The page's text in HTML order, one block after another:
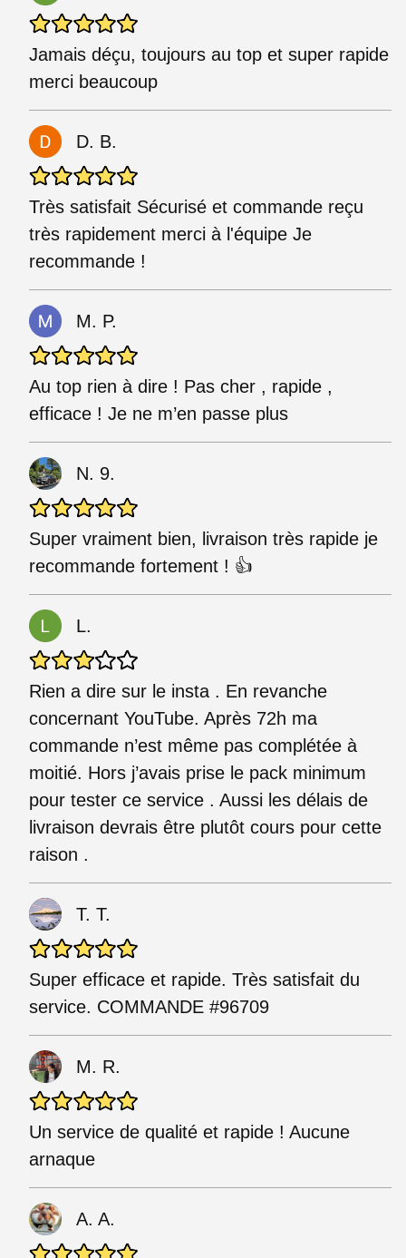
Jamais déçu, toujours au top et super rapide
merci beaucoup
D. B.
Très satisfait Sécurisé et commande reçu
très rapidement merci à l'équipe Je
recommande !
M. P.
Au top rien à dire ! Pas cher , rapide ,
efficace ! Je ne m’en passe plus
N. 9.
Super vraiment bien, livraison très rapide je
recommande fortement ! 👍
L.
Rien a dire sur le insta . En revanche
concernant YouTube. Après 72h ma
commande n’est même pas complétée à
moitié. Hors j’avais prise le pack minimum
pour tester ce service . Aussi les délais de
livraison devrais être plutôt cours pour cette
raison .
T. T.
Super efficace et rapide. Très satisfait du
service. COMMANDE #96709
M. R.
Un service de qualité et rapide ! Aucune
arnaque
A. A.